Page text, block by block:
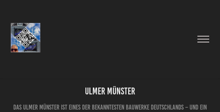
Ulmer Münster
Das Ulmer Münster ist eines der bekanntesten Bauwerke Deutschlands – und ein